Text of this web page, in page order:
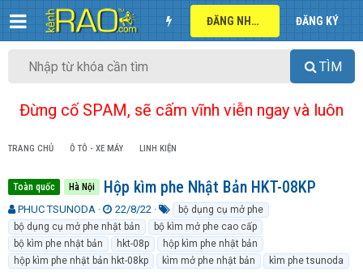
ĐĂNG NHẬP ĐĂNG KÝ
TÌM
Đừng cố SPAM, sẽ cấm vĩnh viễn ngay và luôn
TRANG CHỦ Ô TÔ - XE MÁY LINH KIỆN
Toàn quốc Hà Nội Hộp kìm phe Nhật Bản HKT-08KP
T
h
r
e
a
PHUC TSUNODA
N
g
à
y
g
22/8/22
ừ
k
h
ó
bộ dụng cụ mở phe
bộ dụng cụ mở phe nhật bản
bộ kìm mở phe cao cấp
bộ kìm phe nhật bản
hkt-08p
hộp kìm phe nhật bản
hộp kìm phe nhật bản hkt-08kp
kìm mở phe nhật bản kìm phe tsunoda